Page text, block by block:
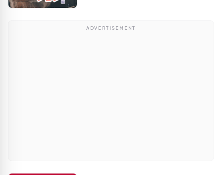
ADVERTISEMENT